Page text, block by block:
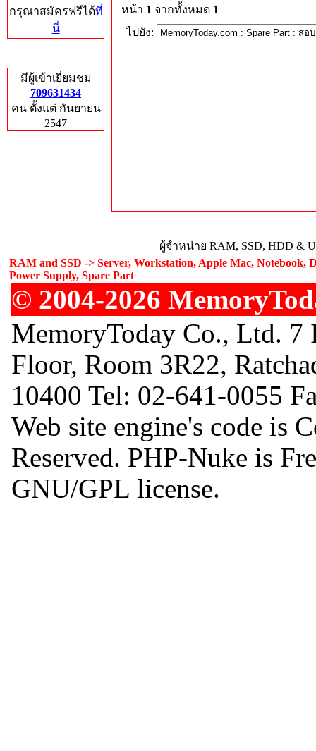
กรุณาสมัครฟรีได้ที่
นี่
มีผู้เข้าเยี่ยมชม
709631434
คน ตั้งแต่ กันยายน
2547
หน้า 1 จากทั้งหมด 1
ไปยัง:
ผู้จำหน่าย RAM, SSD, HDD &
RAM and SSD -> Server, Workstation, Apple Mac, Notebook,
Power Supply, Spare Part
© 2004-2026
MemoryToday Co., Ltd.
Floor, Room 3R22,
10400 Tel: 02-641-0055
Web site engine's code is
Reserved. PHP-Nuke is
GNU/GPL license.